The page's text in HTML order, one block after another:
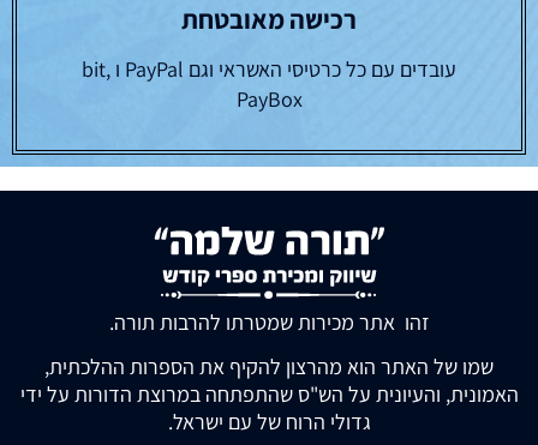
רכישה מאובטחת
עובדים עם כל כרטיסי האשראי וגם PayPal ו bit,
PayBox
זהו אתר מכירות שמטרתו להרבות תורה.
שמו של האתר הוא מהרצון להקיף את הספרות ההלכתית,
האמונית, והעיונית על הש"ס שהתפתחה במרוצת הדורות על ידי
גדולי הרוח של עם ישראל.